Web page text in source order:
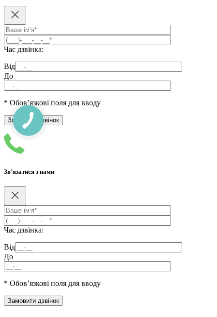
Час дзвінка:
Від
До
* Обов’язкові поля для вводу
Зв’язатися з нами
Час дзвінка:
Від
До
* Обов’язкові поля для вводу